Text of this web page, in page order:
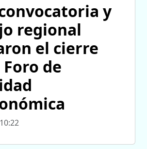
y
regional
el cierre
Foro de